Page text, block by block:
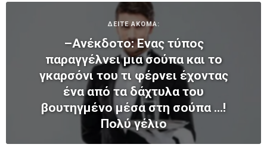
ΔΕΙΤΕ ΑΚΟΜΑ:
–Ανέκδοτο: Ενας τύπος
παραγγέλνει μια σούπα και το
γκαρσόνι του τι φέρνει έχοντας
ένα από τα δάχτυλα του
βουτηγμένο μέσα στη σούπα …!
Πολύ γέλιο